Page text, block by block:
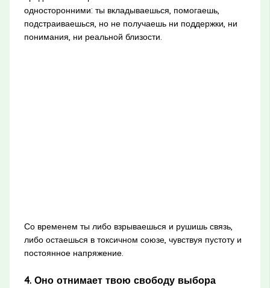
односторонними: ты вкладываешься, помогаешь,
подстраиваешься, но не получаешь ни поддержки, ни
понимания, ни реальной близости.
Со временем ты либо взрываешься и рушишь связь,
либо остаешься в токсичном союзе, чувствуя пустоту и
постоянное напряжение.
4. Оно отнимает твою свободу выбора